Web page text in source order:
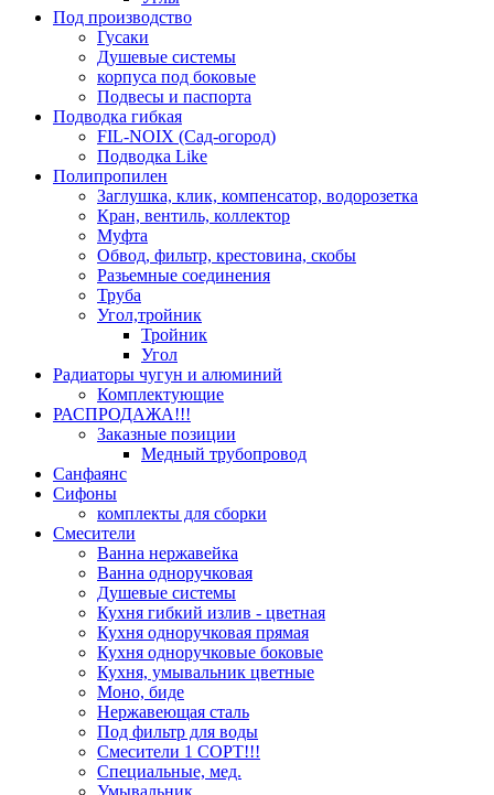
Под производство
Гусаки
Душевые системы
корпуса под боковые
Подвесы и паспорта
Подводка гибкая
FIL-NOIX (Сад-огород)
Подводка Like
Полипропилен
Заглушка, клик, компенсатор, водорозетка
Кран, вентиль, коллектор
Муфта
Обвод, фильтр, крестовина, скобы
Разьемные соединения
Труба
Угол,тройник
Тройник
Угол
Радиаторы чугун и алюминий
Комплектующие
РАСПРОДАЖА!!!
Заказные позиции
Медный трубопровод
Санфаянс
Сифоны
комплекты для сборки
Смесители
Ванна нержавейка
Ванна одноручковая
Душевые системы
Кухня гибкий излив - цветная
Кухня одноручковая прямая
Кухня одноручковые боковые
Кухня, умывальник цветные
Моно, биде
Нержавеющая сталь
Под фильтр для воды
Смесители 1 СОРТ!!!
Специальные, мед.
Умывальник